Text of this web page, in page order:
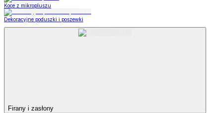
Koce z mikropluszu
Dekoracyjne poduszki i poszewki
Firany i zasłony